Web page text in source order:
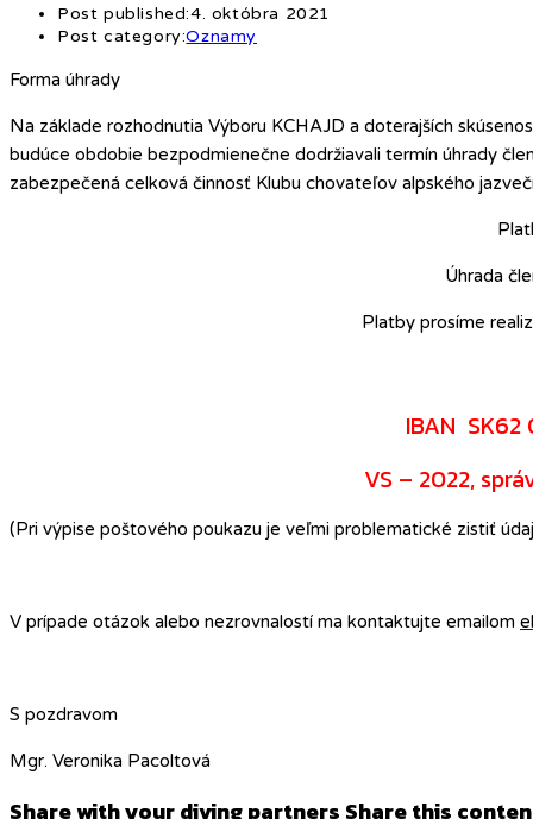
Post published:4. októbra 2021
Post category:Oznamy
Forma úhrady
Na základe rozhodnutia Výboru KCHAJD a doterajších
budúce obdobie bezpodmienečne dodržiavali termín úhrady
zabezpečená celková činnosť Klubu chovateľov alpského
Úhrada
Platby prosíme
IBAN
VS – 2022,
(Pri výpise poštového poukazu je veľmi problematické zistiť
V prípade otázok alebo nezrovnalostí ma kontaktujte emailom
S pozdravom
Mgr. Veronika Pacoltová
Share with your diving partners Share this